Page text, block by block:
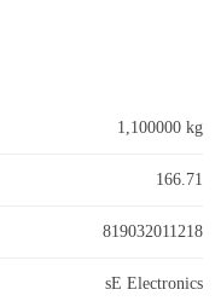
1,100000 kg
166.71
819032011218
sE Electronics